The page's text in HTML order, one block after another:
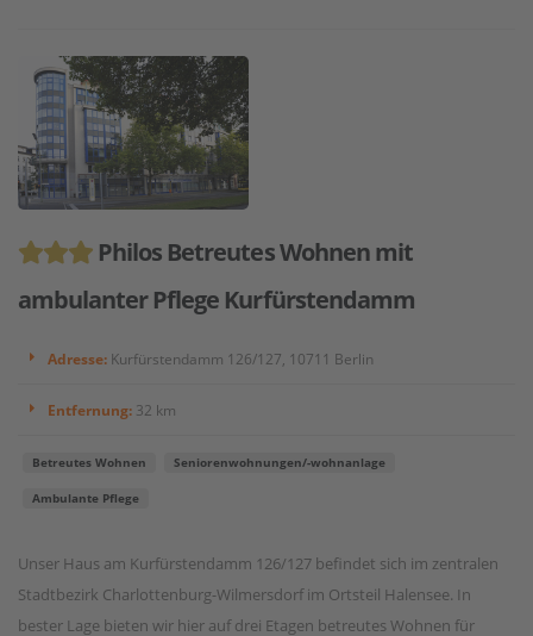
Philos Betreutes Wohnen mit
ambulanter Pflege Kurfürstendamm
Adresse: Kurfürstendamm 126/127, 10711 Berlin
Entfernung: 32 km
Betreutes Wohnen Seniorenwohnungen/-wohnanlage
Ambulante Pflege
Unser Haus am Kurfürstendamm 126/127 befindet sich im zentralen
Stadtbezirk Charlottenburg-Wilmersdorf im Ortsteil Halensee. In
bester Lage bieten wir hier auf drei Etagen betreutes Wohnen für